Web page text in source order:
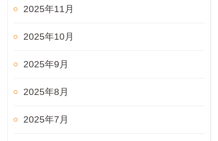
2025年11月
2025年10月
2025年9月
2025年8月
2025年7月